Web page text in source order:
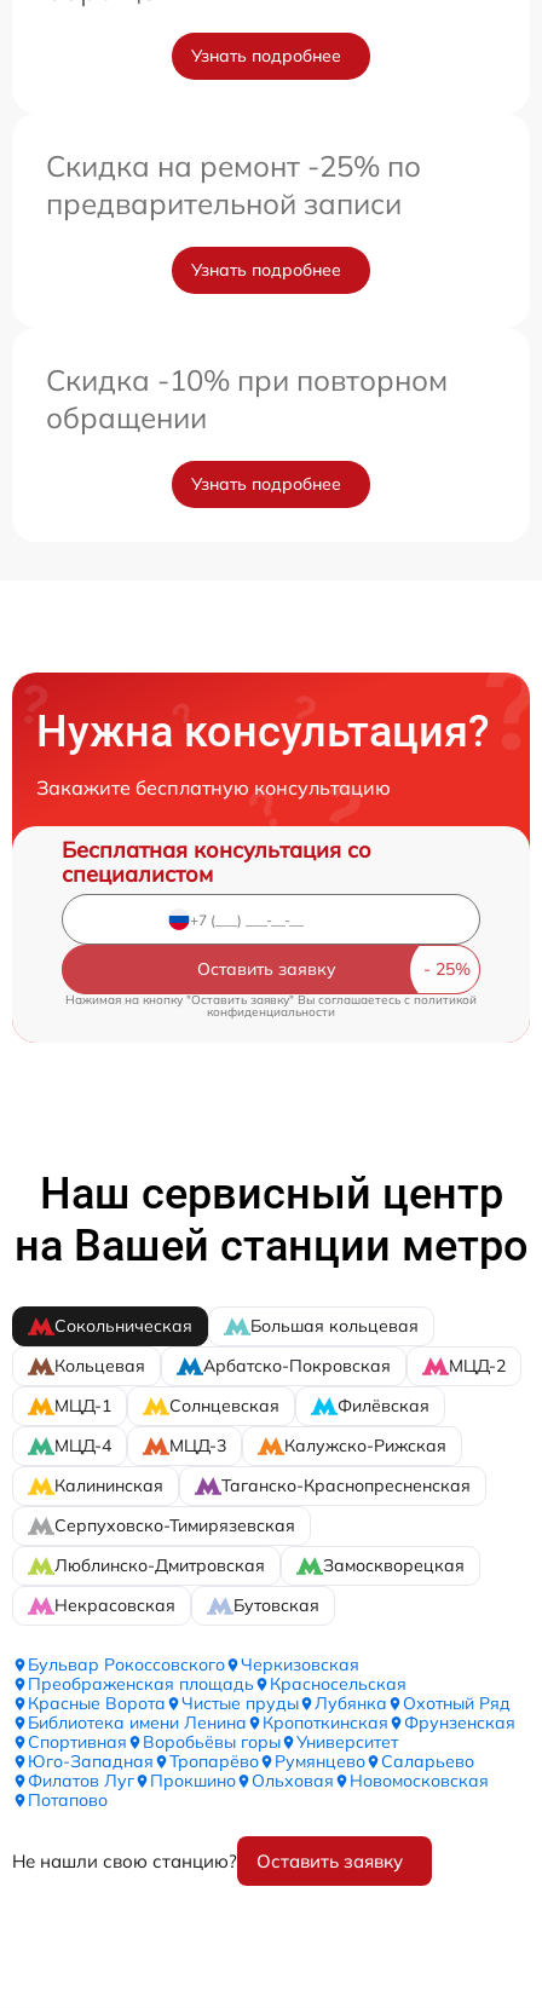
Узнать подробнее
Скидка на ремонт -25% по
предварительной записи
Узнать подробнее
Скидка -10% при повторном
обращении
Узнать подробнее
Нужна консультация?
Закажите бесплатную консультацию
Бесплатная консультация со
специалистом
Оставить заявку
Нажимая на кнопку "Оставить заявку" Вы соглашаетесь c политикой
конфиденциальности
Наш сервисный центр
на Вашей станции метро
Сокольническая
Большая кольцевая
Кольцевая
Арбатско-Покровская
МЦД-2
МЦД-1
Солнцевская
Филёвская
МЦД-4
МЦД-3
Калужско-Рижская
Калининская
Таганско-Краснопресненская
Серпуховско-Тимирязевская
Люблинско-Дмитровская
Замоскворецкая
Некрасовская
Бутовская
Бульвар Рокоссовского
Черкизовская
Преображенская площадь
Красносельская
Красные Ворота
Чистые пруды Лубянка
Охотный Ряд
Библиотека имени Ленина
Кропоткинская
Фрунзенская
Спортивная
Воробьёвы горы
Университет
Юго-Западная
Тропарёво Румянцево
Саларьево
Филатов Луг
Прокшино Ольховая
Новомосковская
Потапово
Не нашли свою станцию? Оставить заявку